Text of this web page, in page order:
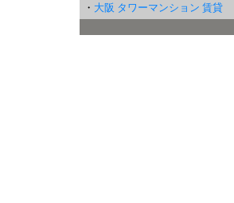
・ 大阪 タワーマンション 賃貸